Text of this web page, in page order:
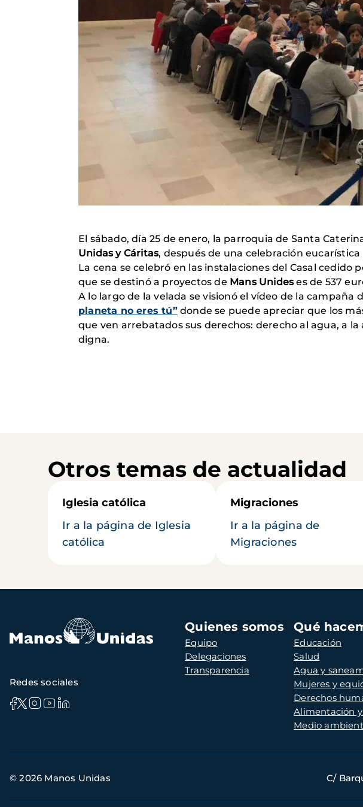
El sábado, día 25 de enero, la parroquia de Santa
Unidas y Cáritas, después de una celebración
La cena se celebró en las instalaciones del Casal
que se destinó a proyectos de Mans Unideses de 537
A lo largo de la velada se visionó el vídeo de la campaña
planeta no eres tú”donde se puede apreciar que los
que ven arrebatados sus derechos: derecho al agua, a
digna.
Otros temas de actualidad
Iglesia católica
Ir a la página de Iglesia
católica
Migraciones
Ir a la página de
Migraciones
Navegación
principal
Quienes somos
Equipo
Delegaciones
Transparencia
Qué
Educación
Salud
Agua y
Mujeres y
Derechos
Alimentación
Medio
Redes sociales
de
© 2026 Manos Unidas C/